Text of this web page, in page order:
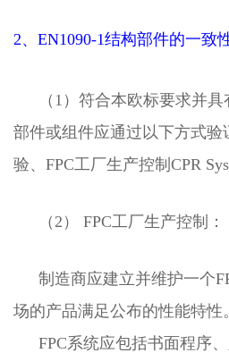
2、EN1090-1结构部件的一致
（1）符合本欧标要求并
部件或组件应通过以下方式验
验、FPC工厂生产控制CPR
（2） FPC工厂生产控制：
制造商应建立并维护一个
场的产品满足公布的性能特性。
FPC系统应包括书面程序